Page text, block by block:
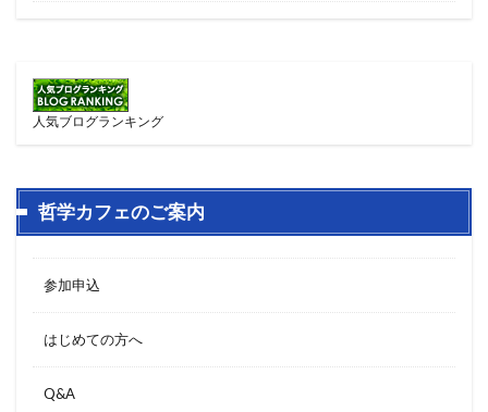
人気ブログランキング
哲学カフェのご案内
参加申込
はじめての方へ
Q&A